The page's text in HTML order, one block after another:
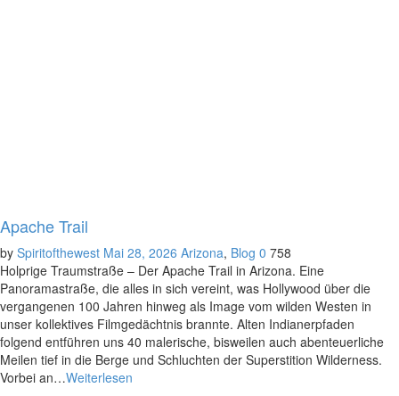
Apache Trail
by Spiritofthewest Mai 28, 2026 Arizona, Blog 0 758
Holprige Traumstraße – Der Apache Trail in Arizona. Eine
Panoramastraße, die alles in sich vereint, was Hollywood über die
vergangenen 100 Jahren hinweg als Image vom wilden Westen in
unser kollektives Filmgedächtnis brannte. Alten Indianerpfaden
folgend entführen uns 40 malerische, bisweilen auch abenteuerliche
Meilen tief in die Berge und Schluchten der Superstition Wilderness.
Vorbei an…Weiterlesen